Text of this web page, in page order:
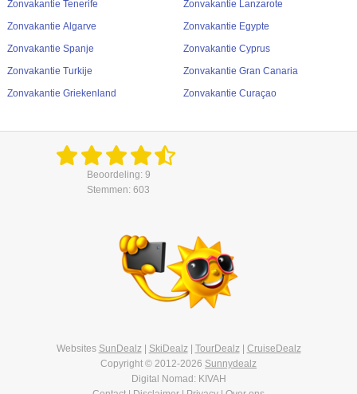
Zonvakantie Tenerife
Zonvakantie Algarve
Zonvakantie Spanje
Zonvakantie Turkije
Zonvakantie Griekenland
Zonvakantie Lanzarote
Zonvakantie Egypte
Zonvakantie Cyprus
Zonvakantie Gran Canaria
Zonvakantie Curaçao
Beoordeling: 9
Stemmen: 603
Websites SunDealz| SkiDealz| TourDealz| CruiseDealz
Copyright © 2012-2026 Sunnydealz
Digital Nomad: KIVAH